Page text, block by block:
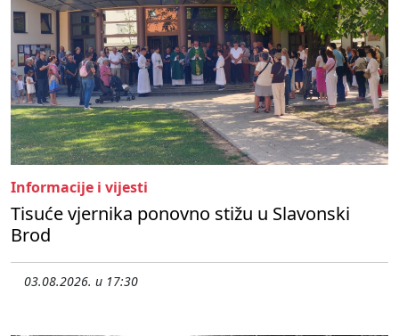
Informacije i vijesti
Tisuće vjernika ponovno stižu u Slavonski
Brod
03.08.2026. u 17:30